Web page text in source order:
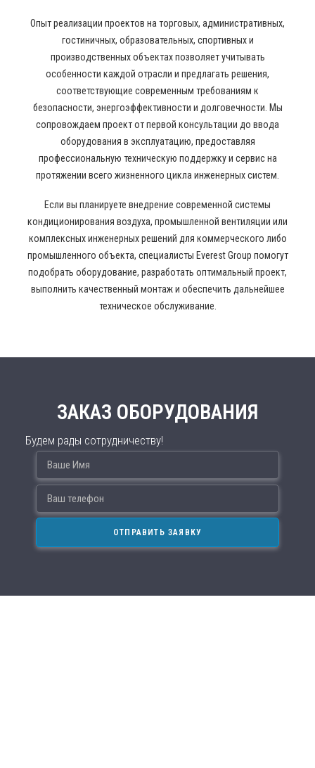
Опыт реализации проектов на торговых, административных,
гостиничных, образовательных, спортивных и
производственных объектах позволяет учитывать
особенности каждой отрасли и предлагать решения,
соответствующие современным требованиям к
безопасности, энергоэффективности и долговечности. Мы
сопровождаем проект от первой консультации до ввода
оборудования в эксплуатацию, предоставляя
профессиональную техническую поддержку и сервис на
протяжении всего жизненного цикла инженерных систем.
Если вы планируете внедрение современной системы
кондиционирования воздуха, промышленной вентиляции или
комплексных инженерных решений для коммерческого либо
промышленного объекта, специалисты Everest Group помогут
подобрать оборудование, разработать оптимальный проект,
выполнить качественный монтаж и обеспечить дальнейшее
техническое обслуживание.
ЗАКАЗ ОБОРУДОВАНИЯ
Будем рады сотрудничеству!